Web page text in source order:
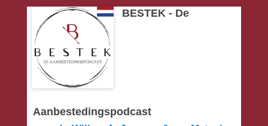
BESTEK - De
Aanbestedingspodcast